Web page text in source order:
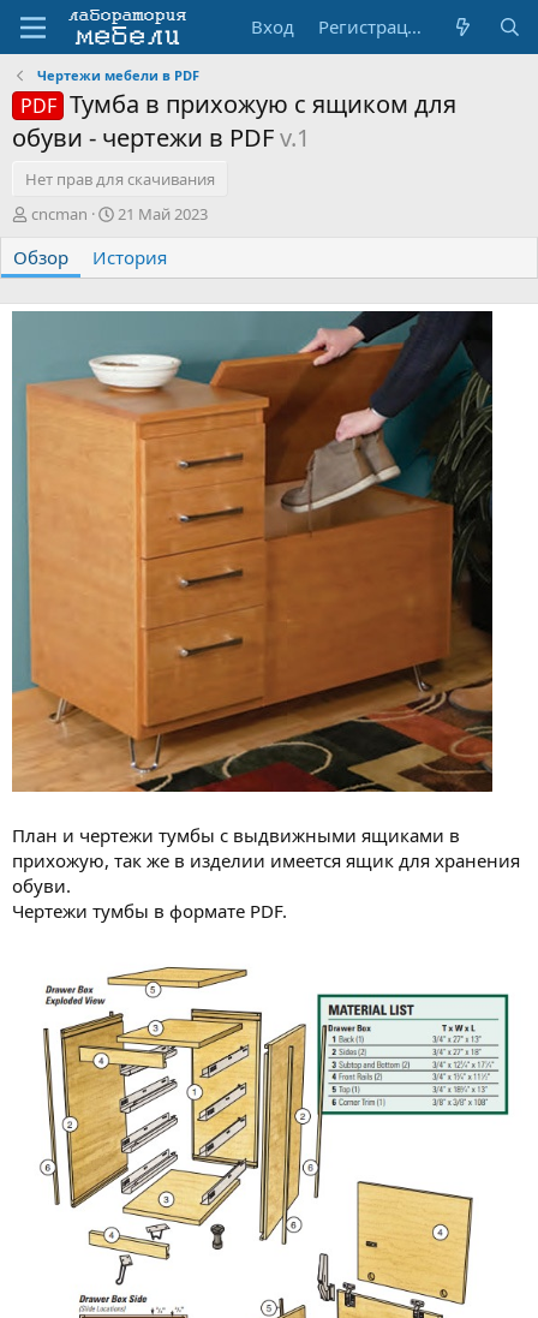
Вход Регистрация
Чертежи мебели в PDF
PDF Тумба в прихожую с ящиком для
обуви - чертежи в PDFv.1
Нет прав для скачивания
А
т
о
р
cncman
Д
т
а
с
д
а
н
21 Май 2023
Обзор История
План и чертежи тумбы с выдвижными ящиками в
прихожую, так же в изделии имеется ящик для хранения
обуви.
Чертежи тумбы в формате PDF.